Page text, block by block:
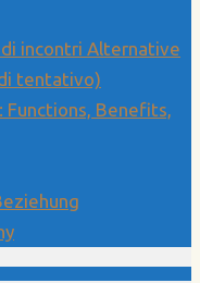
incontri Alternative
tentativo)
Functions, Benefits,